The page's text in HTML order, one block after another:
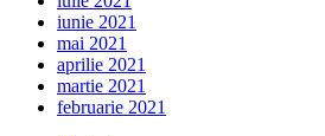
iunie 2021
mai 2021
aprilie 2021
martie 2021
februarie 2021